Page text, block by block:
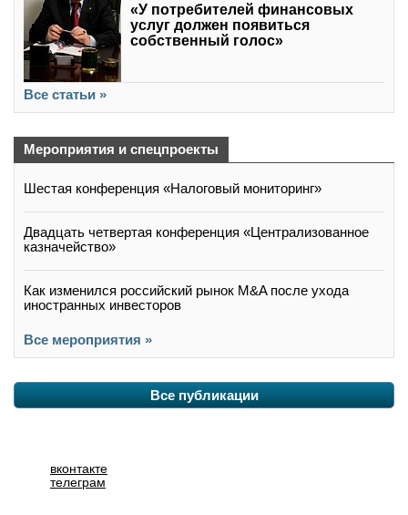
«У потребителей финансовых
услуг должен появиться
собственный голос»
Все статьи »
Мероприятия и спецпроекты
Шестая конференция «Налоговый мониторинг»
Двадцать четвертая конференция «Централизованное
казначейство»
Как изменился российский рынок M&A после ухода
иностранных инвесторов
Все мероприятия »
Все публикации
вконтакте
телеграм